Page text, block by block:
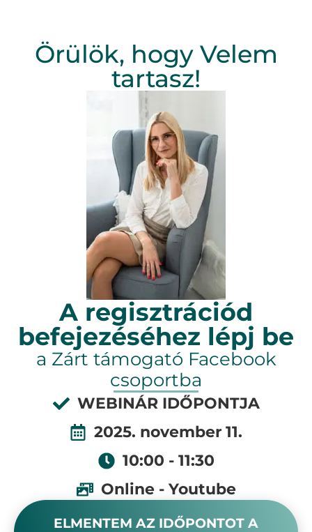
Örülök, hogy Velem
tartasz!
A regisztrációd
befejezéséhez lépj be
a Zárt támogató Facebook
csoportba
WEBINÁR IDŐPONTJA
2025. november 11.
10:00 - 11:30
Online - Youtube
ELMENTEM AZ IDŐPONTOT A